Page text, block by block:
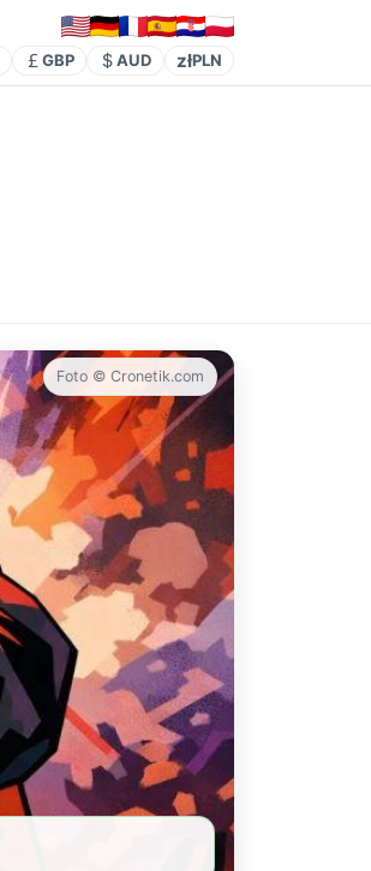
GBP AUD złPLN
Foto © Cronetik.com